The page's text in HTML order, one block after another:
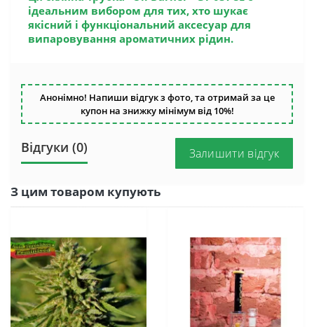
ідеальним вибором для тих, хто шукає
якісний і функціональний аксесуар для
випаровування ароматичних рідин.
Анонімно! Напиши відгук з фото, та отримай за це
купон на знижку мінімум від 10%!
Відгуки (0) Залишити відгук
З цим товаром купують